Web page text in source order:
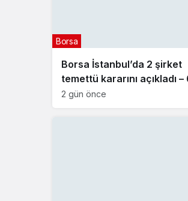
Borsa İstanbul’da 2 şirket
temettü kararını açıkladı –
Ağustos 2026
Borsa
2 gün önce